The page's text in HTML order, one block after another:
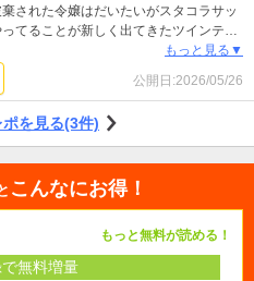
前が婚約破棄と言ってすんなりと侯爵
ってんだろうよ。今更話をしたいと
された令嬢はだいたいがスタコラサッ
てることが新しく出てきたツインテ女
ですよ ツインテ女が皇太子妃になって
うご勝手に〜でいいじゃん
もっと見る▼
公開日:2026/05/26
を見る(3件)
こんなにお得！
もっと無料が読める！
無料増量